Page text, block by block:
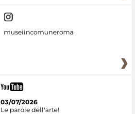
museiincomuneroma
03/07/2026
Le parole dell'arte!